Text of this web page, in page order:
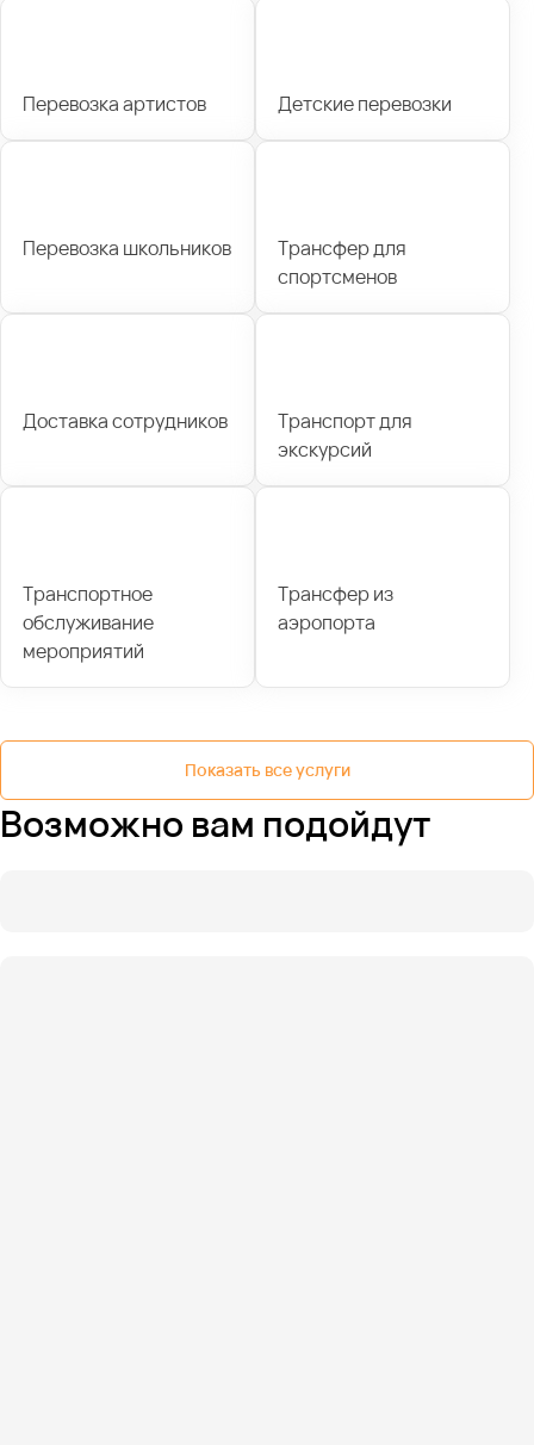
Перевозка артистов Детские перевозки
Перевозка школьников
Трансфер для
спортсменов
Доставка сотрудников
Транспорт для
экскурсий
Транспортное
обслуживание
мероприятий
Трансфер из
аэропорта
Показать все услуги
Возможно вам подойдут